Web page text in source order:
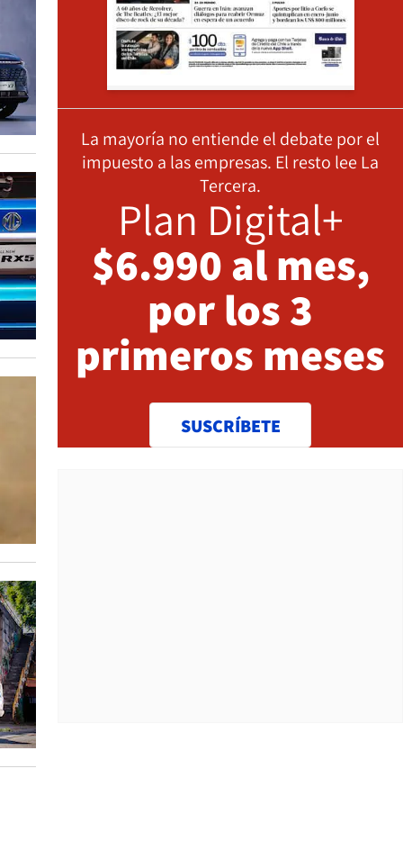
La mayoría no entiende el debate por el
impuesto a las empresas. El resto lee La
Tercera.
Plan Digital+
$6.990 al mes,
por los 3
primeros meses
SUSCRÍBETE